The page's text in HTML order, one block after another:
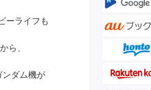
ーライフも
ら、
ンダム機が